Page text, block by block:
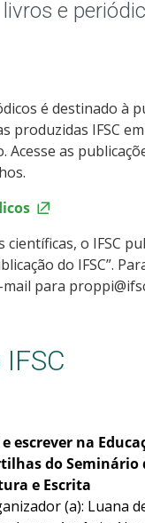
Tecnológica
Pesquisa com
e
é destinado à
produzidas IFSC
Acesse as
científicas, o IFSC
do IFSC”.
para
escrever na
do Seminário
e Escrita
(a): Luana